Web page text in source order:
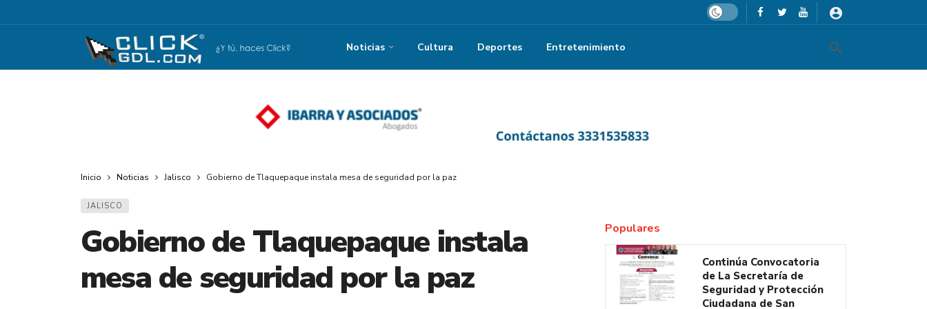
Dark mode
Noticias Cultura Deportes Entretenimiento
Inicio Noticias Jalisco Gobierno de Tlaquepaque instala mesa de seguridad por la paz
JALISCO
Gobierno de Tlaquepaque instala
mesa de seguridad por la paz
Populares
Continúa Convocatoria
de La Secretaría de
Seguridad y Protección
Ciudadana de San